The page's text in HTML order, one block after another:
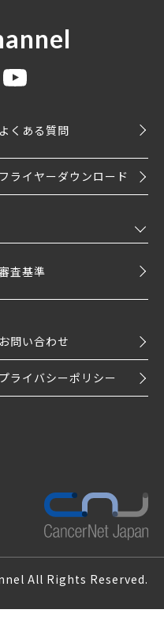
よくある質問
フライヤーダウンロード
査基準
お問い合わせ
プライバシーポリシー
All Rights Reserved.